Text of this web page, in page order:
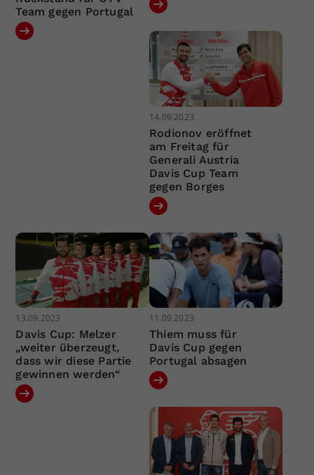
Team gegen Portugal
14.09.2023
Rodionov eröffnet
am Freitag für
Generali Austria
Davis Cup Team
gegen Borges
13.09.2023
Davis Cup: Melzer
„weiter überzeugt,
dass wir diese Partie
gewinnen werden“
11.09.2023
Thiem muss für
Davis Cup gegen
Portugal absagen